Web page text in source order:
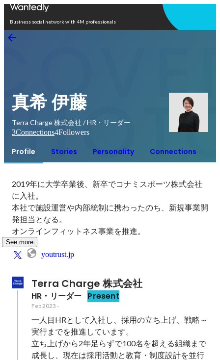
Business social network with 4M professionals
真希 伊藤
Terra Charge 株式会社 / HR・リーダー
3Connections4Followers
Profile Stories Personality Connections
2019年に大学卒業後、新卒でコナミスポーツ株式会社
に入社。
本社で施設運営や内部統制に携わったのち、新規事業開
発担当となる。
オンラインフィットネス事業を推進。
See more
youtrust.jp
Terra Charge 株式会社
HR・リーダー Present
Feb 2023 -
一人目HRとして入社し、採用の立ち上げ、戦略～
実行までを推進しています。
立ち上げから2年足らずで100名を超える組織まで
成長し、現在は採用活動と教育・制度設計を並行